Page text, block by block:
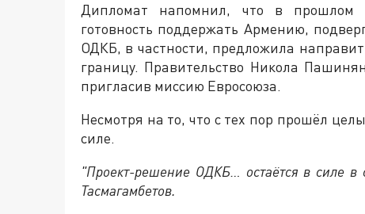
Дипломат напомнил, что в прошлом
готовность поддержать Армению,
ОДКБ, в частности, предложила
границу. Правительство Никола
пригласив миссию Евросоюза.
Несмотря на то, что с тех пор прошёл
силе.
"Проект-решение ОДКБ… остаётся в силе
Тасмагамбетов.